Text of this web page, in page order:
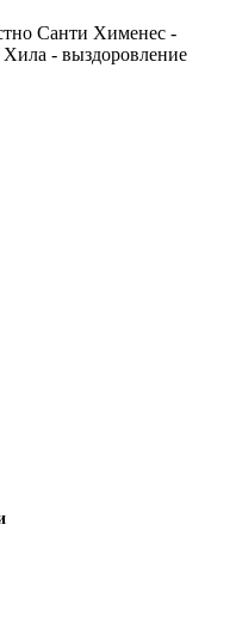
Санти Хименес -
- выздоровление